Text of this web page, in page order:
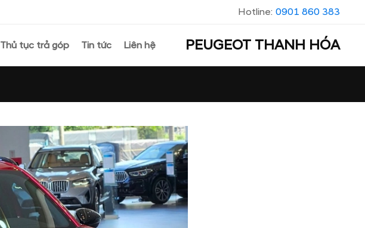
Hotline: 0901 860 383
Thủ tục trả góp Tin tức Liên hệ PEUGEOT THANH HÓA